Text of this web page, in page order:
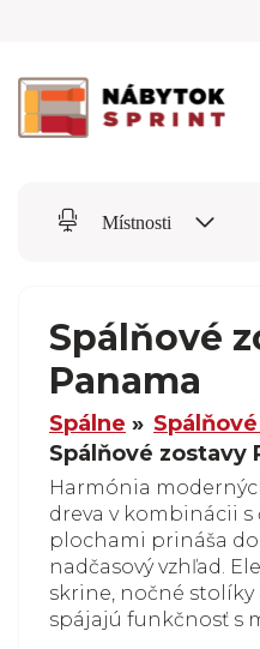
Místnosti
Spálňové
Panama
Spálne
Spálňové zostavy
Harmónia
dreva v kombinácii
plochami prináša
nadčasový vzhľad.
skrine, nočné
spájajú funkčnosť s